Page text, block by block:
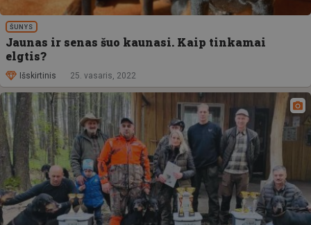
ŠUNYS
Jaunas ir senas šuo kaunasi. Kaip tinkamai
elgtis?
Išskirtinis 25. vasaris, 2022